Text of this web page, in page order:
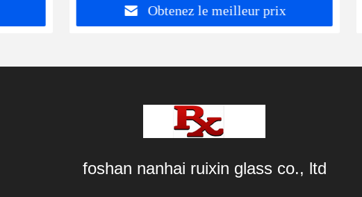
Obtenez le meilleur prix
foshan nanhai ruixin glass co., ltd